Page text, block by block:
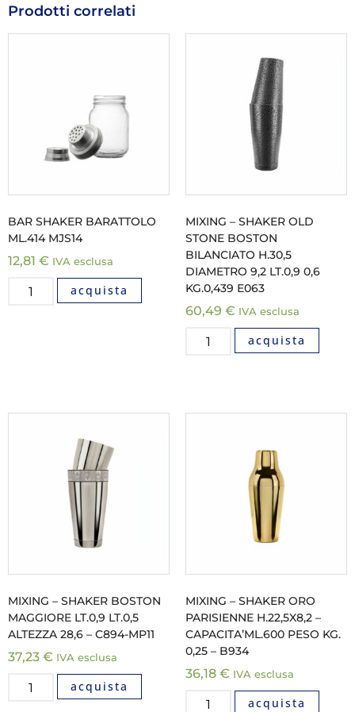
Prodotti correlati
BAR SHAKER BARATTOLO
ML.414 MJS14
12,81 € IVA esclusa
acquista
MIXING – SHAKER OLD
STONE BOSTON
BILANCIATO H.30,5
DIAMETRO 9,2 LT.0,9 0,6
KG.0,439 E063
60,49 € IVA esclusa
acquista
MIXING – SHAKER BOSTON
MAGGIORE LT.0,9 LT.0,5
ALTEZZA 28,6 – C894-MP11
37,23 € IVA esclusa
acquista
MIXING – SHAKER ORO
PARISIENNE H.22,5X8,2 –
CAPACITA’ML.600 PESO KG.
0,25 – B934
36,18 € IVA esclusa
acquista